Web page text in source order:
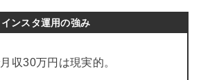
インスタ運用の強み
収30万円は現実的。